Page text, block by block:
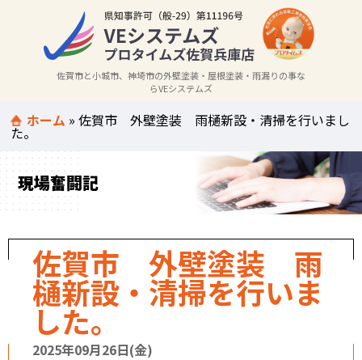
佐賀市と小城市、神埼市の外壁塗装・屋根塗装・雨漏りの事な
らVEシステムズ
ホーム »佐賀市 外壁塗装 雨樋新設・清掃を行いまし
た。
現場奮闘記
佐賀市 外壁塗装 雨
樋新設・清掃を行いま
した。
2025年09月26日(金)